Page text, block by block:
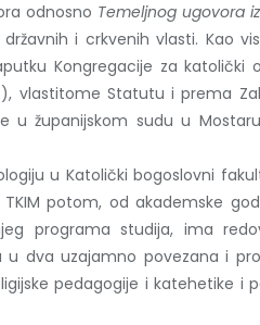
odnosno Temeljnog ugovora
i crkvenih vlasti. Kao
Kongregacije za katolički
vlastitome Statutu i prema
u županijskom sudu u
u Katolički bogoslovni
potom, od akademske
programa studija, ima
dva uzajamno povezana i
pedagogije i katehetike i